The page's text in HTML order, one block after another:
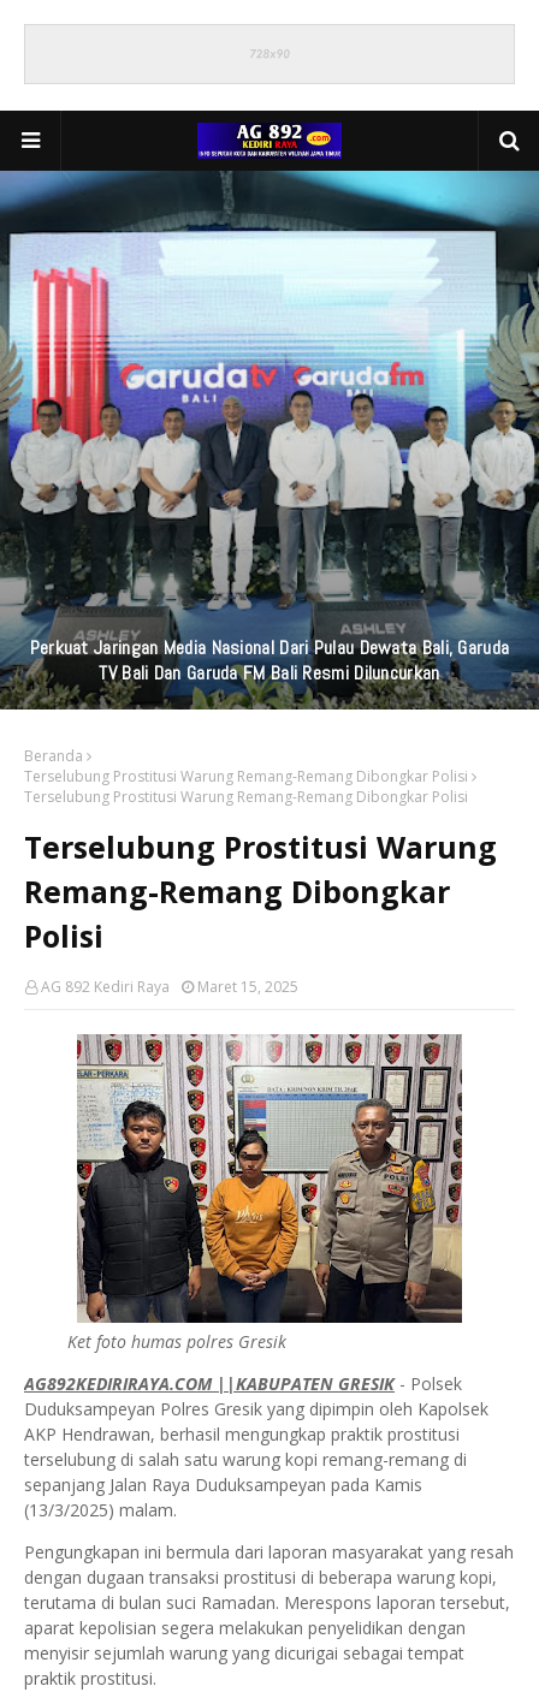
Perkuat Jaringan Media Nasional Dari Pulau Dewata Bali, Garuda
TV Bali Dan Garuda FM Bali Resmi Diluncurkan
Beranda
Terselubung Prostitusi Warung Remang-Remang Dibongkar Polisi
Terselubung Prostitusi Warung Remang-Remang Dibongkar Polisi
Terselubung Prostitusi Warung
Remang-Remang Dibongkar
Polisi
AG 892 Kediri Raya Maret 15, 2025
Ket foto humas polres Gresik
AG892KEDIRIRAYA.COM||KABUPATEN GRESIK- Polsek
Duduksampeyan Polres Gresik yang dipimpin oleh Kapolsek
AKP Hendrawan, berhasil mengungkap praktik prostitusi
terselubung di salah satu warung kopi remang-remang di
sepanjang Jalan Raya Duduksampeyan pada Kamis
(13/3/2025) malam.
Pengungkapan ini bermula dari laporan masyarakat yang resah
dengan dugaan transaksi prostitusi di beberapa warung kopi,
terutama di bulan suci Ramadan. Merespons laporan tersebut,
aparat kepolisian segera melakukan penyelidikan dengan
menyisir sejumlah warung yang dicurigai sebagai tempat
praktik prostitusi.